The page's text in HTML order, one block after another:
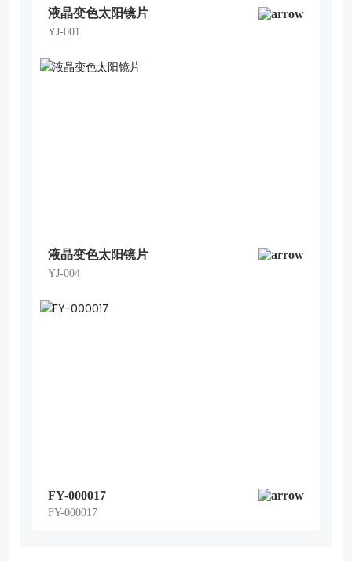
液晶变色太阳镜片
YJ-001
液晶变色太阳镜片
YJ-004
FY-000017
FY-000017